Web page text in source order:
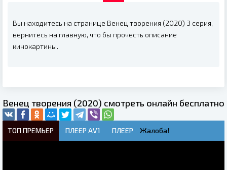
Вы находитесь на странице Венец творения (2020) 3 серия,
вернитесь на главную, что бы прочесть описание
кинокартины.
Венец творения (2020) смотреть онлайн бесплатно
ТОП ПРЕМЬЕР ПЛЕЕР AV1 ПЛЕЕР Жалоба!